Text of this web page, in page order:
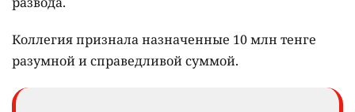
Коллегия признала назначенные 10 млн тенге
разумной и справедливой суммой.